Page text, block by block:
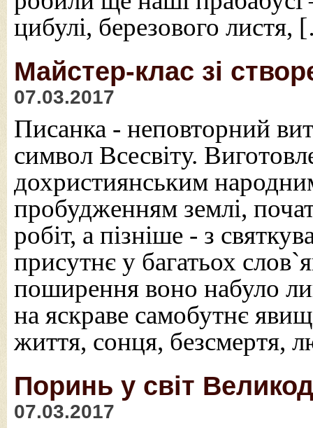
цибулі, березового
Майстер-клас зі
07.03.2017
Писанка - неповторний
символ Всесвіту.
дохристиянським
пробудженням землі,
робіт, а пізніше - з
присутнє у багатьох
поширення воно набуло
на яскраве самобутнє
життя, сонця, безсмертя,
Поринь у світ
07.03.2017